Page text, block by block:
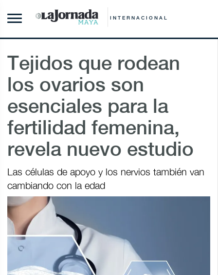
INTERNACIONAL
Tejidos que rodean
los ovarios son
esenciales para la
fertilidad femenina,
revela nuevo estudio
Las células de apoyo y los nervios también van
cambiando con la edad